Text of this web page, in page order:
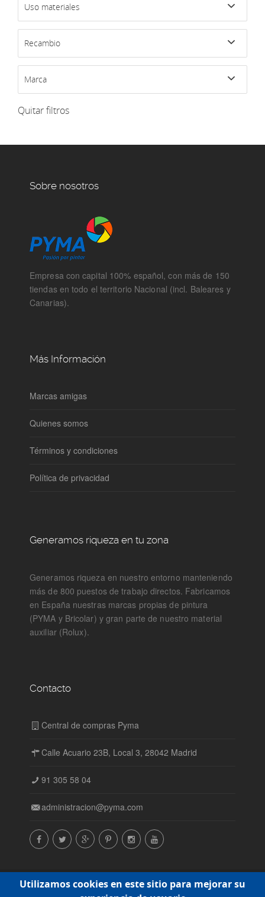
Uso materiales
Recambio
Marca
Quitar filtros
Sobre nosotros
Empresa con capital 100% español, con más de 150
tiendas en todo el territorio Nacional (incl. Baleares y
Canarias).
Más Información
Marcas amigas
Quienes somos
Términos y condiciones
Política de privacidad
Generamos riqueza en tu zona
Generamos riqueza en nuestro entorno manteniendo
más de 800 puestos de trabajo directos. Fabricamos
en España nuestras marcas propias de pintura
(PYMA y Bricolar) y gran parte de nuestro material
auxiliar (Rolux).
Contacto
Central de compras Pyma
Calle Acuario 23B, Local 3, 28042 Madrid
91 305 58 04
administracion@pyma.com
© Central de compras Pyma SL. Todos los derechos
reservados. 2015-2016 |
Política de cookies
Utilizamos cookies en este sitio para mejorar su